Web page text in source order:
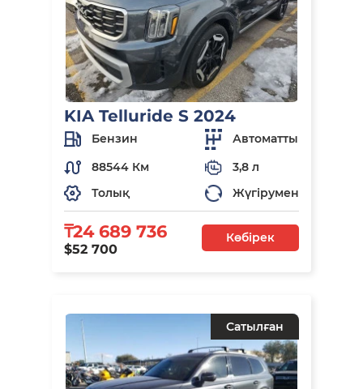
KIA Telluride S 2024
Бензин
Автоматты
88544 Км
3,8 л
Толық
Жүгірумен
₸24 689 736
$52 700
Көбірек
Сатылған